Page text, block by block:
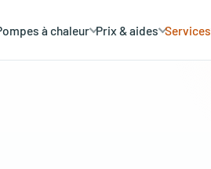
à chaleur Prix & aides Services